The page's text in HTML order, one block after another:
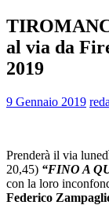
al via da
2019
9 Gennaio 2019
Prenderà il via
20,45) “FINO A
con la loro
Federico